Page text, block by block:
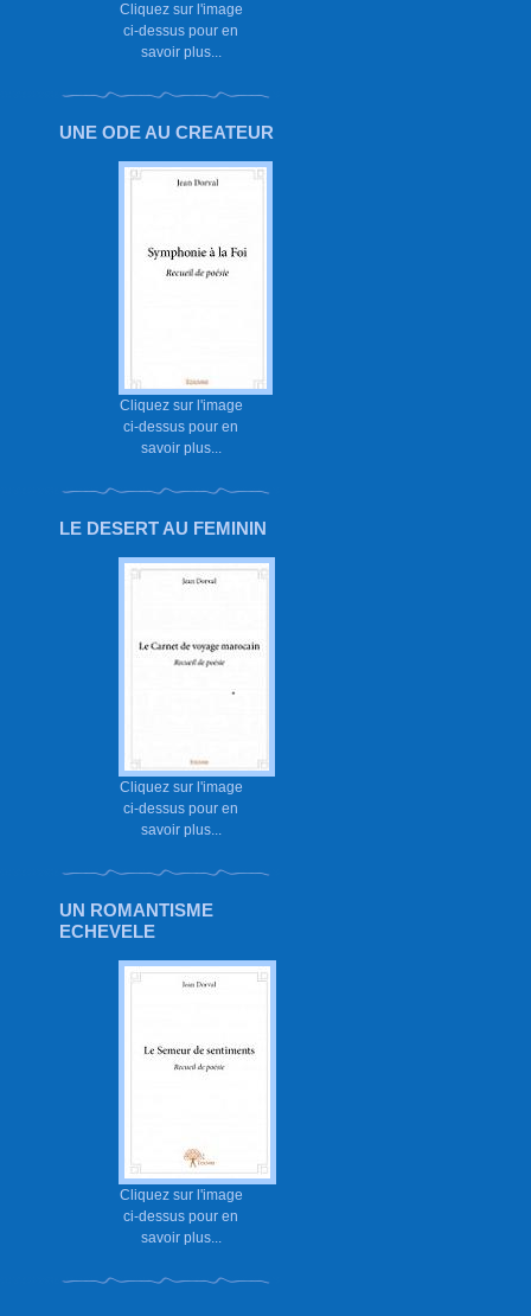
Cliquez sur l'image
ci-dessus pour en
savoir plus...
UNE ODE AU CREATEUR
Cliquez sur l'image
ci-dessus pour en
savoir plus...
LE DESERT AU FEMININ
Cliquez sur l'image
ci-dessus pour en
savoir plus...
UN ROMANTISME
ECHEVELE
Cliquez sur l'image
ci-dessus pour en
savoir plus...